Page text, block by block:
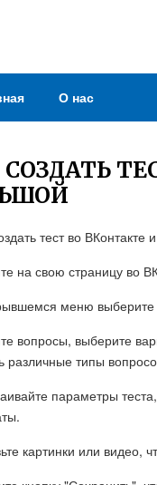
О нас
тест во
на свою страницу во
меню выберите
вопросы, выберите
различные типы
параметры
картинки или видео,